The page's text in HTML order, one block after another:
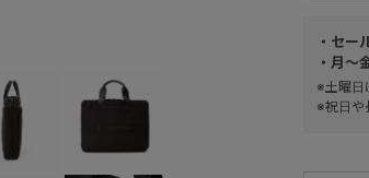
・セー
・月～
※土曜日
※祝日や